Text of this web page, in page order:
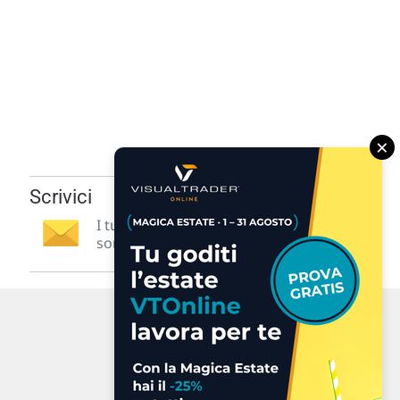
Scrivici
I tuoi suggerimenti per noi
sono preziosi e molto utili! »
×